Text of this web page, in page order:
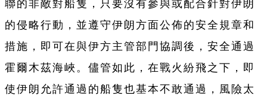
聯的非敵對船隻，只要沒有參與或配合針對伊朗
的侵略行動，並遵守伊朗方面公佈的安全規章和
措施，即可在與伊方主管部門協調後，安全通過
霍爾木茲海峽。儘管如此，在戰火紛飛之下，即
使伊朗允許通過的船隻也基本不敢通過，風險太